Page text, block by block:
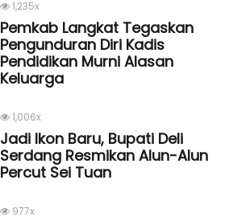
1,235x
Pemkab Langkat Tegaskan
Pengunduran Diri Kadis
Pendidikan Murni Alasan
Keluarga
1,006x
Jadi Ikon Baru, Bupati Deli
Serdang Resmikan Alun-Alun
Percut Sei Tuan
977x